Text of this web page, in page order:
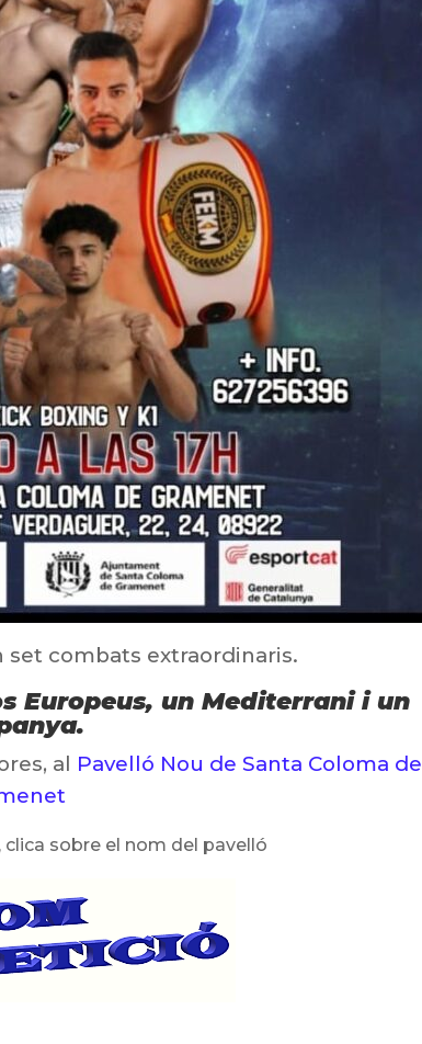
set combats extraordinaris.
Europeus, un Mediterrani i un
al Pavelló Nou de Santa Coloma de
sobre el nom del pavelló